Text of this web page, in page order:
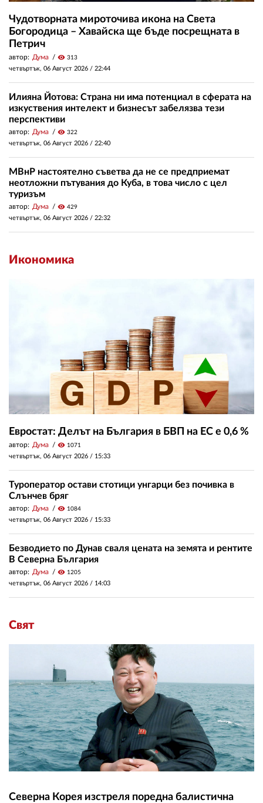
Чудотворната мироточива икона на Света
Богородица – Хавайска ще бъде посрещната в
Петрич
автор: Дума visibility 313
четвъртък, 06 Август 2026 / 22:44
Илияна Йотова: Страна ни има потенциал в сферата на
изкуствения интелект и бизнесът забелязва тези
перспективи
автор: Дума visibility 322
четвъртък, 06 Август 2026 / 22:40
МВнР настоятелно съветва да не се предприемат
неотложни пътувания до Куба, в това число с цел
туризъм
автор: Дума visibility 429
четвъртък, 06 Август 2026 / 22:32
Икономика
Евростат: Делът на България в БВП на ЕС е 0,6 %
автор: Дума visibility 1071
четвъртък, 06 Август 2026 / 15:33
Туроператор остави стотици унгарци без почивка в
Слънчев бряг
автор: Дума visibility 1084
четвъртък, 06 Август 2026 / 15:33
Безводието по Дунав сваля цената на земята и рентите
В Северна България
автор: Дума visibility 1205
четвъртък, 06 Август 2026 / 14:03
Свят
Северна Корея изстреля поредна балистична